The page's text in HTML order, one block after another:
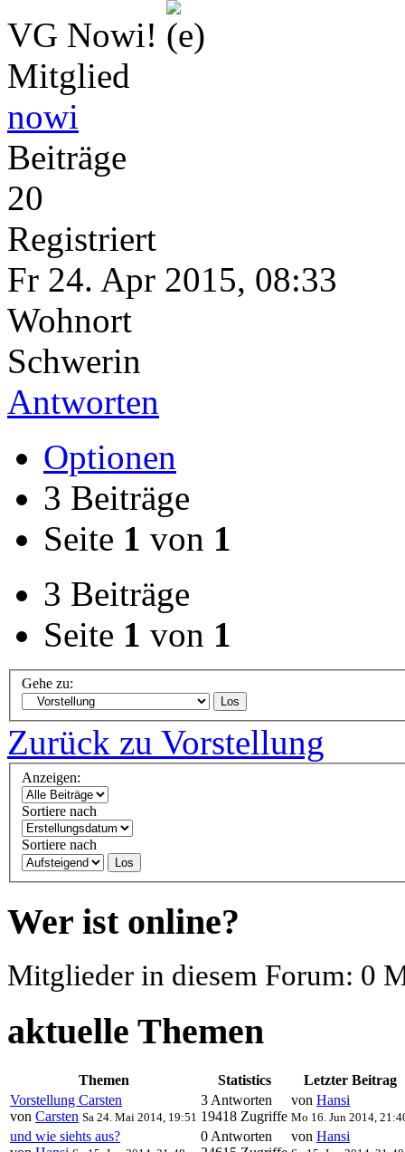
VG Nowi!
Mitglied
nowi
Beiträge
20
Registriert
Fr 24. Apr 2015, 08:33
Wohnort
Schwerin
Antworten
Optionen
3 Beiträge
Seite 1 von 1
3 Beiträge
Seite 1 von 1
Gehe zu:
Los
Zurück zu Vorstellung
Anzeigen:
Sortiere nach
Sortiere nach
Los
Wer ist online?
Mitglieder in diesem Forum: 0
aktuelle Themen
Themen Statistics
Letzter Beitrag
Vorstellung Carsten
von Carsten Sa 24. Mai 2014, 19:51
3 Antworten
19418 Zugriffe
von Hansi
Mo 16. Jun 2014,
und wie siehts aus?
0 Antworten
von Hansi